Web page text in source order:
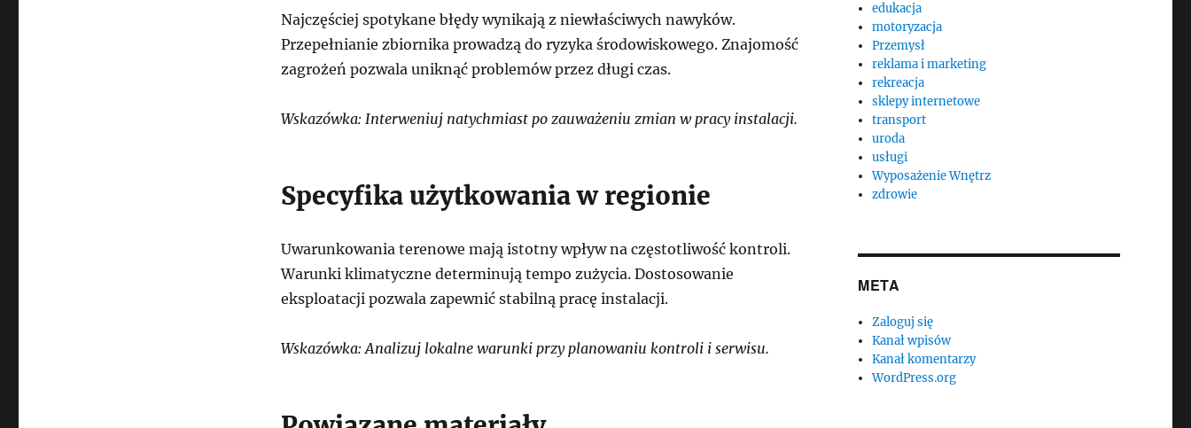
Najczęściej spotykane błędy wynikają z niewłaściwych nawyków.
Przepełnianie zbiornika prowadzą do ryzyka środowiskowego. Znajomość
zagrożeń pozwala uniknąć problemów przez długi czas.
Wskazówka: Interweniuj natychmiast po zauważeniu zmian w pracy instalacji.
Specyfika użytkowania w regionie
Uwarunkowania terenowe mają istotny wpływ na częstotliwość kontroli.
Warunki klimatyczne determinują tempo zużycia. Dostosowanie
eksploatacji pozwala zapewnić stabilną pracę instalacji.
Wskazówka: Analizuj lokalne warunki przy planowaniu kontroli i serwisu.
edukacja
motoryzacja
Przemysł
reklama i marketing
rekreacja
sklepy internetowe
transport
uroda
usługi
Wyposażenie Wnętrz
zdrowie
META
Zaloguj się
Kanał wpisów
Kanał komentarzy
WordPress.org